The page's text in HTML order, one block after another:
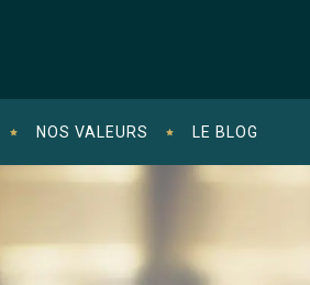
NOS VALEURS LE BLOG